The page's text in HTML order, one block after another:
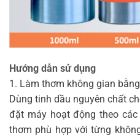
Hướng dẫn sử dụng
1. Làm thơm không gian
Dùng tinh dầu nguyên chất
đặt máy hoạt động theo
thơm phù hợp với từng